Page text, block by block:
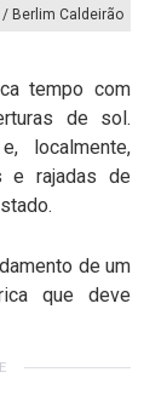
Berlim Caldeirão
tempo com
de sol.
localmente,
e rajadas de
de um
que deve